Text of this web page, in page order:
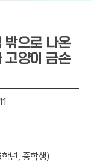
으로 나온
양이 금손
년, 중학생)